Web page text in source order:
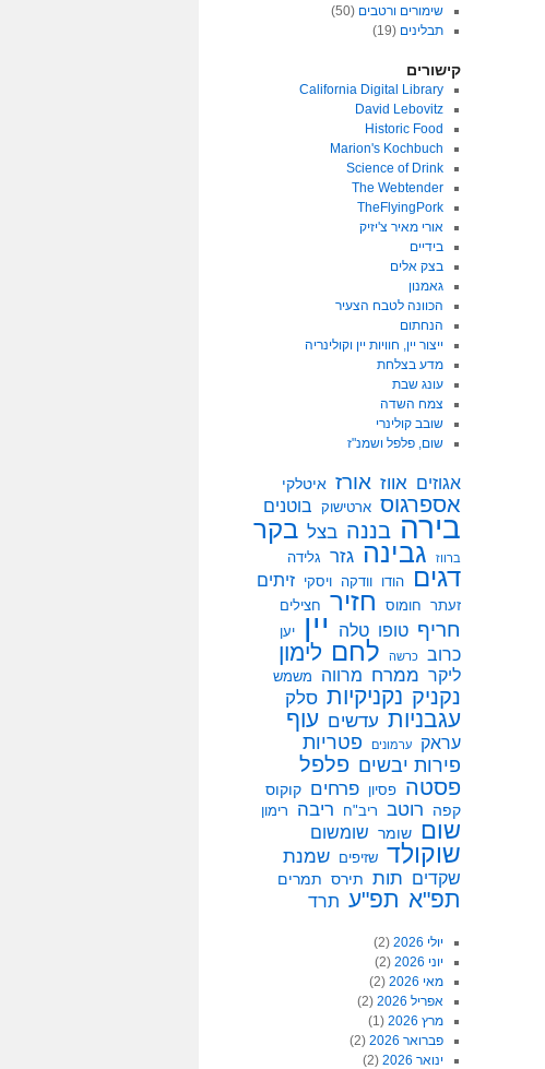
שימורים ורטבים (50)
תבלינים (19)
קישורים
California Digital Library
David Lebovitz
Historic Food
Marion's Kochbuch
Science of Drink
The Webtender
TheFlyingPork
אורי מאיר צ'יזיק
בידיים
בצק אלים
גאמנון
הכוונה לטבח הצעיר
הנחתום
ייצור יין, חוויות יין וקולינריה
מדע בצלחת
עונג שבת
צמח השדה
שובב קולינרי
שום, פלפל ושמנ"ז
אגוזים אווז אורז איטלקי
אספרגוס ארטישוק בוטנים
בירה בננה בצל בקר
ברווז גבינה גזר גלידה
דגים הודו וודקה ויסקי זיתים
זעתר חומוס חזיר חצילים
חריף טופו טלה יין יען
כרוב כרשה לחם לימון
ליקר ממרח מרווה משמש
נקניק נקניקיות סלק
עגבניות עדשים עוף
עראק ערמונים
פטריות
פירות יבשים פלפל
פסטה פסיון פרחים קוקוס
קפה
רוטב ריב"ח ריבה רימון
שום שומר שומשום
שוקולד שזיפים שמנת
שקדים תות תירס תמרים
תפ"א תפ"ע תרד
יולי 2026
(2)
יוני 2026
(2)
מאי 2026
(2)
אפריל 2026
(2)
מרץ 2026
(1)
פברואר 2026
(2)
ינואר 2026
(2)